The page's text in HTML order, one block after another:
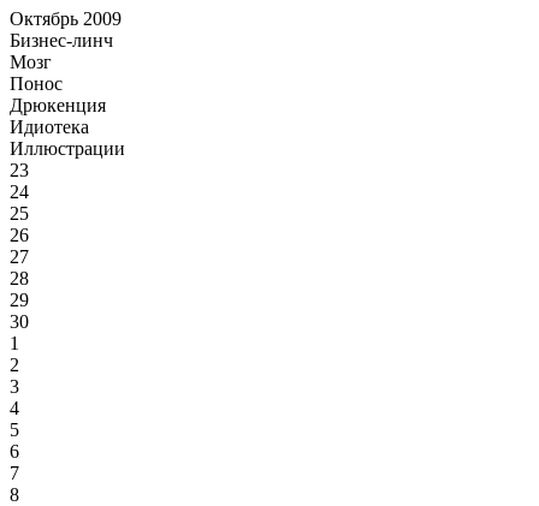
Октябрь 2009
Бизнес-линч
Мозг
Понос
Дрюкенция
Идиотека
Иллюстрации
23
24
25
26
27
28
29
30
1
2
3
4
5
6
7
8